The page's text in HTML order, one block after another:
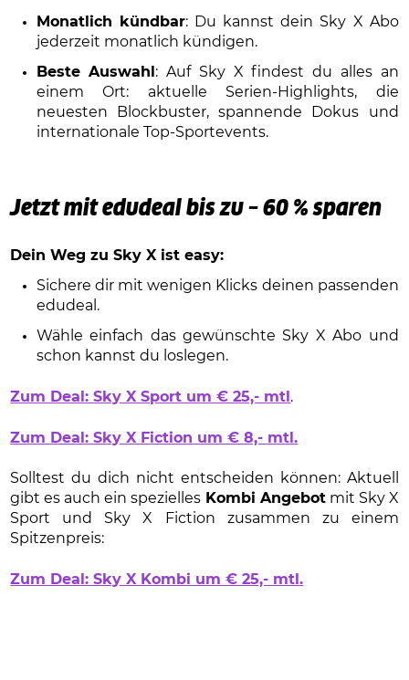
Monatlich kündbar: Du kannst dein Sky X Abo
jederzeit monatlich kündigen.
Beste Auswahl : Auf Sky X findest du alles an
einem Ort: aktuelle Serien-Highlights, die
neuesten Blockbuster, spannende Dokus und
internationale Top-Sportevents.
Jetzt mit edudeal bis zu – 60 % sparen
Dein Weg zu Sky X ist easy:
Sichere dir mit wenigen Klicks deinen passenden
edudeal.
Wähle einfach das gewünschte Sky X Abo und
schon kannst du loslegen.
Zum Deal: Sky X Sport um € 25,- mtl .
Zum Deal: Sky X Fiction um € 8,- mtl.
Solltest du dich nicht entscheiden können: Aktuell
gibt es auch ein spezielles Kombi Angebotmit Sky X
Sport und Sky X Fiction zusammen zu einem
Spitzenpreis:
Zum Deal: Sky X Kombi um € 25,- mtl.